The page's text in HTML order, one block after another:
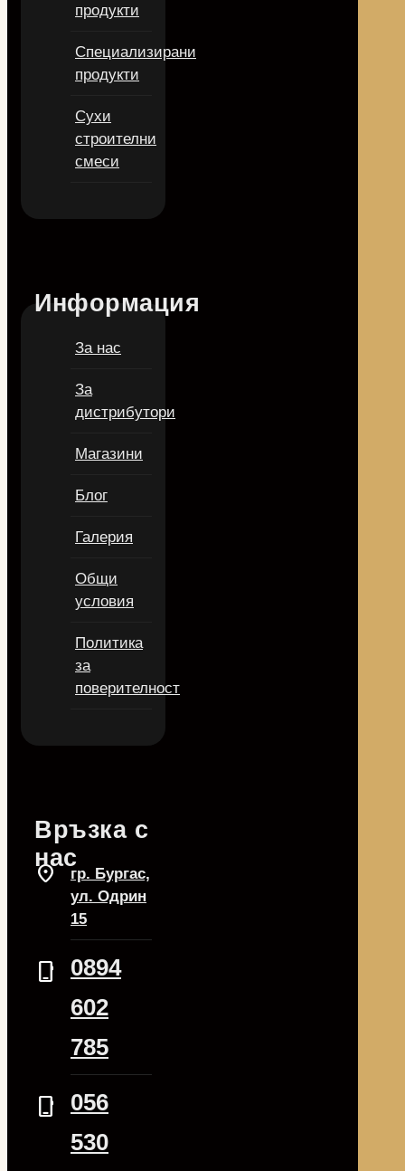
продукти
Специализирани
продукти
Сухи
строителни
смеси
Информация
За нас
За
дистрибутори
Магазини
Блог
Галерия
Общи
условия
Политика
за
поверителност
Връзка с
нас
location_on
гр. Бургас,
ул. Одрин
15
phone_iphone
0894
602
785
phone_iphone
056
530